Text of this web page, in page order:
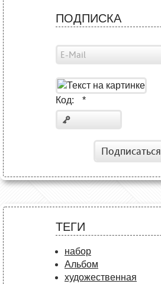
ПОДПИСКА
Код: *
Подписаться
ТЕГИ
набор
Альбом
художественная